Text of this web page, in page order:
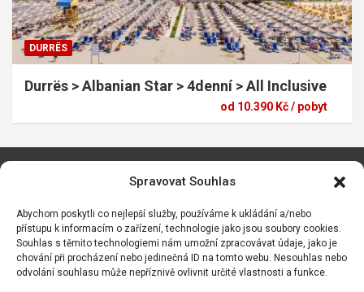
Spravovat Souhlas
Abychom poskytli co nejlepší služby, používáme k ukládání a/nebo
přístupu k informacím o zařízení, technologie jako jsou soubory cookies.
Souhlas s těmito technologiemi nám umožní zpracovávat údaje, jako je
chování při procházení nebo jedinečná ID na tomto webu. Nesouhlas nebo
odvolání souhlasu může nepříznivě ovlivnit určité vlastnosti a funkce.
DURRËS
Durrës > Albanian Star > 4denní > All Inclusive
od 10.390 Kč / pobyt
Nenašli jste ještě dovolenou? Zkuste některou z dalších
destinací..
Dovolená Bulharsko Sveti Vlas